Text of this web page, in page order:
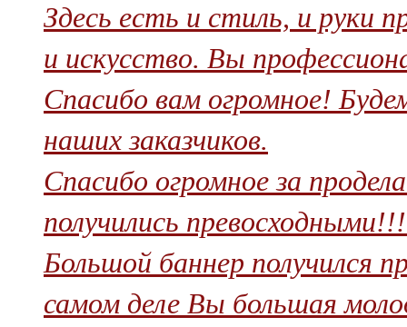
Здесь есть и стиль, и руки
и искусство. Вы
Спасибо вам огромное!
наших заказчиков.
Спасибо огромное за
получились
Большой баннер получился
самом деле Вы большая